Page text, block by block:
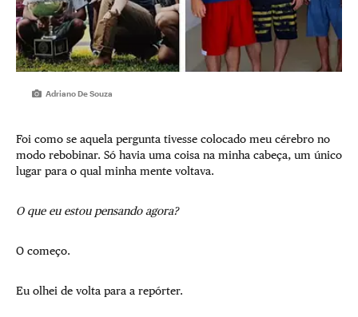
Adriano De Souza
Foi como se aquela pergunta tivesse colocado meu cérebro no
modo rebobinar. Só havia uma coisa na minha cabeça, um único
lugar para o qual minha mente voltava.
O que eu estou pensando agora?
O começo.
Eu olhei de volta para a repórter.